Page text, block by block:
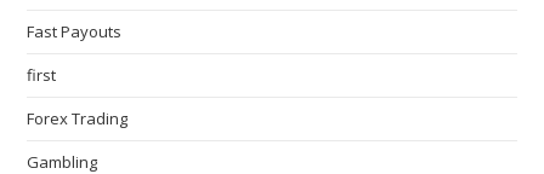
Fast Payouts
first
Forex Trading
Gambling